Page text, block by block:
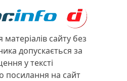
сайту без
допускається за
у тексті
посилання на сайт